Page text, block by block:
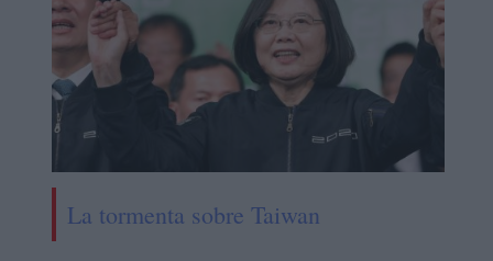
La tormenta sobre Taiwan